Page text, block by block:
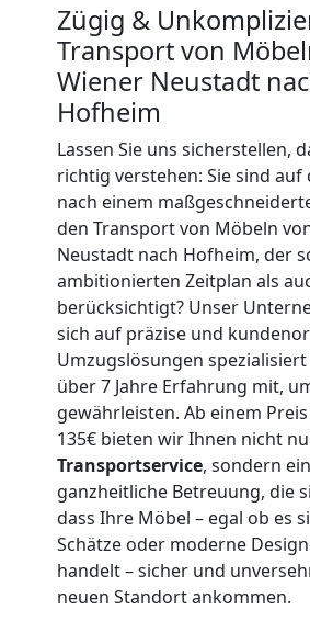
Zügig &
Transport von
Wiener Neustadt
Hofheim
Lassen Sie uns sicherstellen,
richtig verstehen: Sie sind auf
nach einem
den Transport von Möbeln
Neustadt nach Hofheim, der
ambitionierten Zeitplan als
berücksichtigt? Unser
sich auf präzise und
Umzugslösungen
über 7 Jahre Erfahrung mit,
gewährleisten. Ab einem
135€ bieten wir Ihnen nicht
Transportservice, sondern
ganzheitliche Betreuung, die
dass Ihre Möbel – egal ob es
Schätze oder moderne
handelt – sicher und
neuen Standort ankommen.
Umzug
Mann
LKW
Wiener
Neustadt
Kunsttransport
Wiener
Neustadt